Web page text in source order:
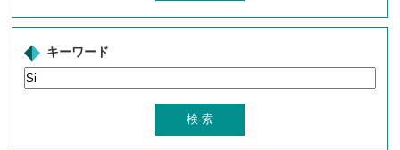
キーワード